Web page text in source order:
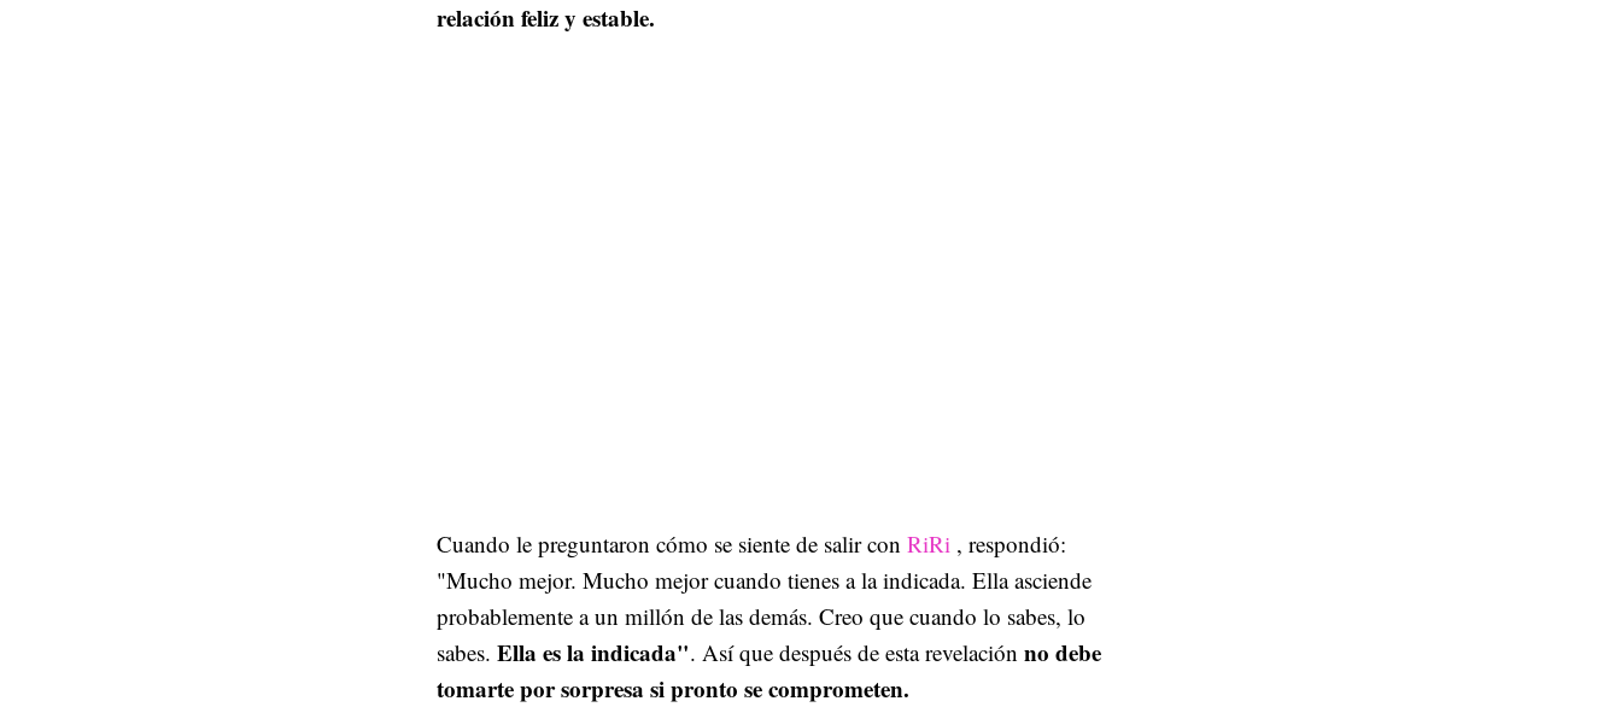
relación feliz y estable.
Cuando le preguntaron cómo se siente de salir con RiRi , respondió:
"Mucho mejor. Mucho mejor cuando tienes a la indicada. Ella asciende
probablemente a un millón de las demás. Creo que cuando lo sabes, lo
sabes. Ella es la indicada". Así que después de esta revelación no debe
tomarte por sorpresa si pronto se comprometen.